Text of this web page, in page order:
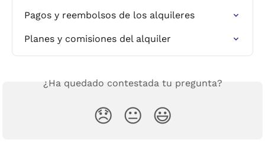
Pagos y reembolsos de los alquileres
Planes y comisiones del alquiler
¿Ha quedado contestada tu pregunta?
😞 😐 😃